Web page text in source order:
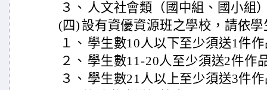
３、 人文社會類（國中組、國小組
(四) 設有資優資源班之學校，請依
１、 學生數10人以下至少須送1件
２、 學生數11-20人至少須送2件作
３、 學生數21人以上至少須送3件